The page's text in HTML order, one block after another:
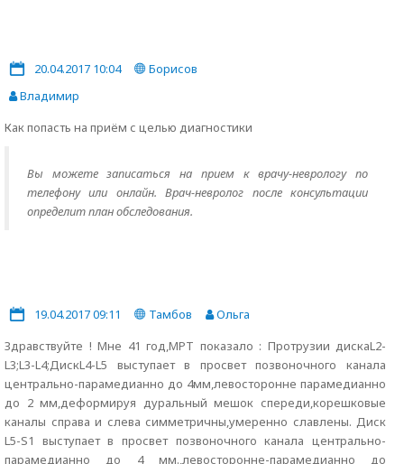
20.04.2017 10:04
Борисов
Владимир
Как попасть на приём с целью диагностики
Вы можете записаться на прием к врачу-неврологу по
телефону или онлайн. Врач-невролог после консультации
определит план обследования.
19.04.2017 09:11 Тамбов
Ольга
Здравствуйте ! Мне 41 год,МРТ показало : Протрузии дискаL2-
L3;L3-L4;ДискL4-L5 выступает в просвет позвоночного канала
центрально-парамедианно до 4мм,левосторонне парамедианно
до 2 мм,деформируя дуральный мешок спереди,корешковые
каналы справа и слева симметричны,умеренно славлены. Диск
L5-S1 выступает в просвет позвоночного канала центрально-
парамедианно до 4 мм.,левосторонне-парамедианно до